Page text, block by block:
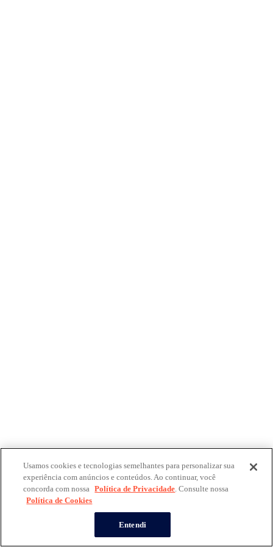
Usamos cookies e tecnologias semelhantes para personalizar sua
experiência com anúncios e conteúdos. Ao continuar, você
concorda com nossa Política de Privacidade. Consulte nossa
Política de Cookies
Entendi